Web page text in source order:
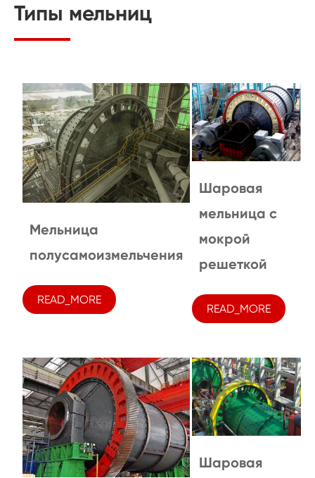
Типы мельниц
Мельница
полусамоизмельчения
READ_MORE
Шаровая
мельница с
мокрой
решеткой
READ_MORE
Шаровая